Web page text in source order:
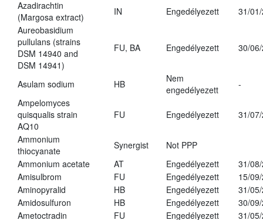
Azadirachtin
(Margosa extract)
IN Engedélyezett
31/
Aureobasidium
pullulans (strains
DSM 14940 and
DSM 14941)
FU, BA Engedélyezett 30/
Asulam sodium HB
Nem
engedélyezett
-
Ampelomyces
quisqualis strain
AQ10
FU Engedélyezett 31/
Ammonium
thiocyanate
Synergist
Not PPP
Ammonium acetate
AT Engedélyezett
31/
Amisulbrom
FU Engedélyezett
15/
Aminopyralid
HB Engedélyezett
31/
Amidosulfuron
HB Engedélyezett
30/
Ametoctradin
FU Engedélyezett
31/